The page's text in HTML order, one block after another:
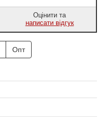
Оцінити та
написати відгук
Опт